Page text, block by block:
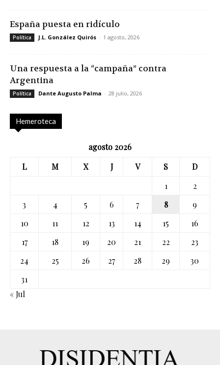
España puesta en ridículo
Política J.L. González Quirós - 1 agosto, 2026
Una respuesta a la “campaña” contra
Argentina
Política Dante Augusto Palma - 28 julio, 2026
Hemeroteca
agosto 2026
L
M X J V S
D
1
2
3
4 5 6 7 8
9
10
11 12 13 14 15
16
17
18 19 20 21 22
23
24
25 26 27 28 29
30
31
« Jul